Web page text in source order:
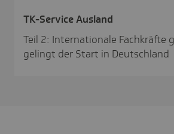
TK-Service Ausland
Teil 2: Internationale Fachkräfte
gelingt der Start in Deutschland